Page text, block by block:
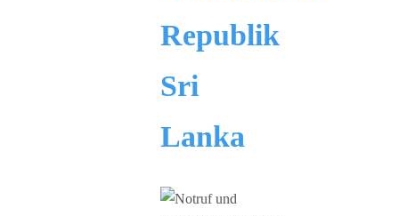
Republik
Sri
Lanka